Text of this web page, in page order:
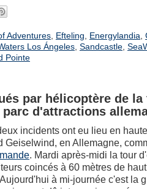
Adventures, Efteling, Energylandia,
Los Ángeles, Sandcastle,
Pointe
par hélicoptère de la
d'attractions
incidents ont eu lieu en
Geiselwind, en Allemagne,
. Mardi après-midi la tour
coincés à 60 mètres de
à mi-journée c'est la